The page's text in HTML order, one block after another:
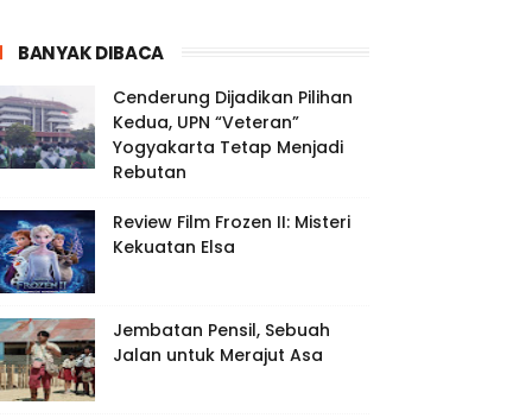
BANYAK DIBACA
Cenderung Dijadikan Pilihan
Kedua, UPN “Veteran”
Yogyakarta Tetap Menjadi
Rebutan
Review Film Frozen II: Misteri
Kekuatan Elsa
Jembatan Pensil, Sebuah
Jalan untuk Merajut Asa